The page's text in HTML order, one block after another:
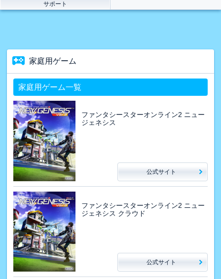
サポート
家庭用ゲーム
家庭用ゲーム一覧
ファンタシースターオンライン2 ニュー
ジェネシス
公式サイト
ファンタシースターオンライン2 ニュー
ジェネシス クラウド
公式サイト